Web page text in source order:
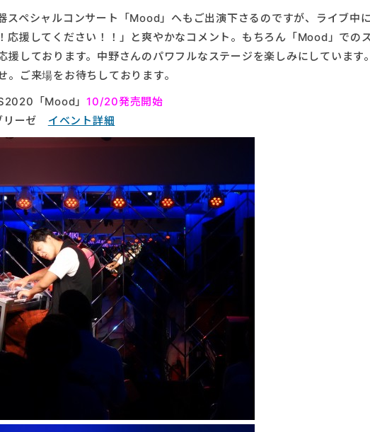
スペシャルコンサート「Mood」へもご出演下さるのですが、ライブ中
応援してください！！」と爽やかなコメント。もちろん「Mood」での
しております。中野さんのパワフルなステージを楽しみにしています。
ご来場をお待ちしております。
「Mood」 10/20発売開始
リーゼ イベント詳細